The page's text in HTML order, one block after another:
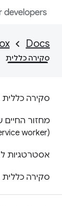
Docs
סקירה כללית
סקירה
מחזור החיים
(service worker)
אסטרטגיות
סקירה